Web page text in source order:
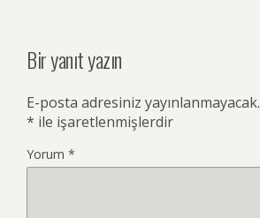
Bir yanıt yazın
E-posta adresiniz yayınlanmayacak.
* ile işaretlenmişlerdir
Yorum *